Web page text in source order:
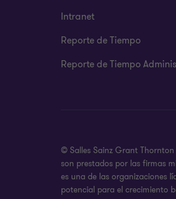
Intranet
Reporte de Tiempo
Reporte de Tiempo
© Salles Sainz Grant
son prestados por las firmas
es una de las organizaciones
potencial para el crecimiento